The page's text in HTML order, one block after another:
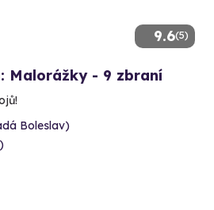
9.6(5)
Malorážky - 9 zbraní
Boleslav)